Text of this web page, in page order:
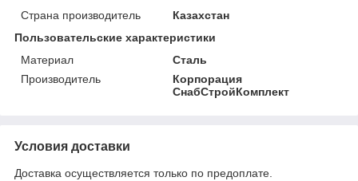
Страна производитель
Казахстан
Пользовательские характеристики
Материал
Сталь
Производитель
Корпорация
СнабСтройКомплект
Условия доставки
Доставка осуществляется только по предоплате.